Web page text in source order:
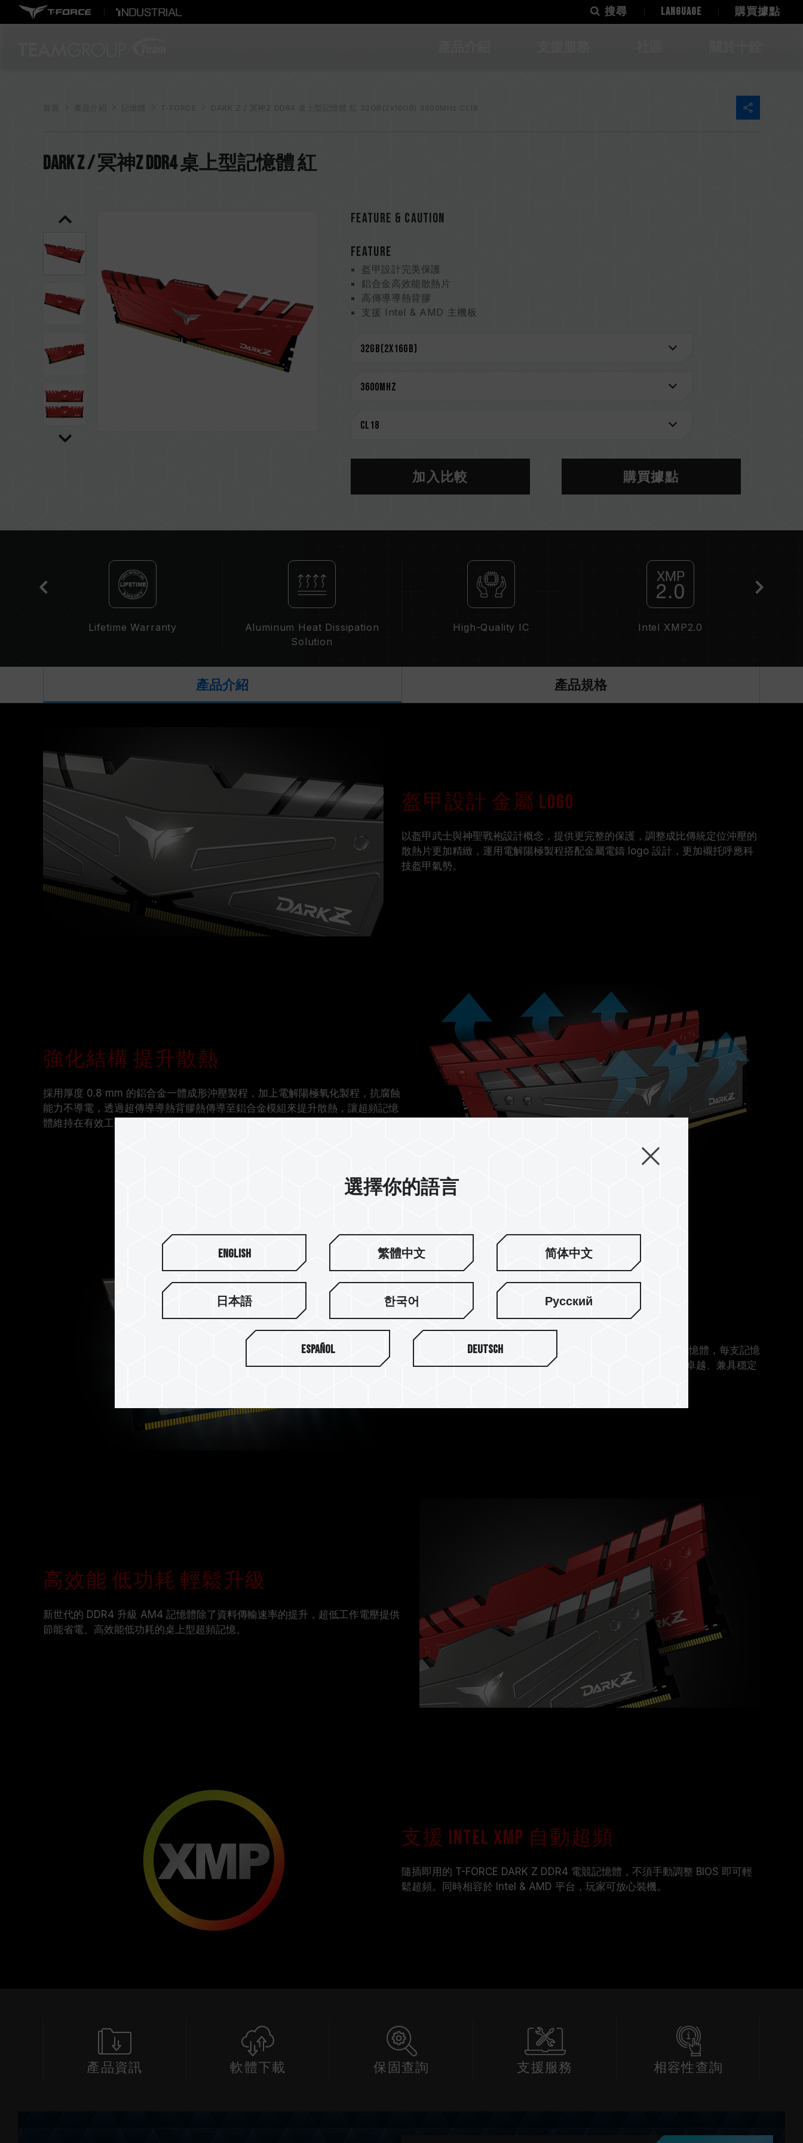
搜尋 LANGUAGE 購買據點
產品介紹 T-FORCE DARK Z / 冥神Z DDR4 桌上型記憶體 紅 32GB(2x16GB) 3600MHz CL18
DARK Z / 冥神Z DDR4 桌上型記憶體 紅
FEATURE & CAUTION
FEATURE
盔甲設計完美保護
鋁合金高效能散熱片
高傳導導熱背膠
支援 Intel & AMD 主機板
支援 XMP 2.0
超低工作電壓節能省電
中國新型專利 (證書號: CN 210038691 U)
請勿混合使用不同容量、頻率、品牌、型號的記憶體。每一組套裝中的記憶體皆通過相容性
測試配對而成。若混合使用不同套裝的記憶體，將可能導致系統不穩定或不開機。
若未啟用 XMP 2.0（Intel），記憶體將以 SPD 預設頻率（JEDEC 標準）運行，如
XMP 2.0 需由使用者手動啟用，部分主機板可能無法達到標示頻率，最終運行頻率受限於
超頻行為（如啟用 XMP2.0 設定）屬於非 JEDEC 標準規範，可能影響系統穩定性。若因
超頻導致系統不穩定，請回復 BIOS 預設值。
請確認您的主機板與處理器支援對應的超頻技術（XMP2.0），否則記憶體可能無法達到標
加入比較 購買據點
Lifetime Warranty
Aluminum Heat Dissipation
Solution
High-Quality IC Intel XMP2.0
產品介紹 產品規格
盔甲設計 金屬 LOGO
以盔甲武士與神聖戰袍設計概念，提供更完整的保護，調整成比傳統定位沖壓的
散熱片更加精緻，運用電解陽極製程搭配金屬電鑄 logo 設計，更加襯托呼應科
技盔甲氣勢。
強化結構 提升散熱
採用厚度 0.8 mm 的鋁合金一體成形沖壓製程，加上電解陽極氧化製程，抗腐蝕
能力不導電，透過超傳導導熱背膠熱傳導至鋁合金模組來提升散熱，讓超頻記憶
體維持在有效工作溫度內。
嚴選顆粒 穩定耐用
十銓科技電競記憶體是經由嚴峻測試程序挑選所製造的 DDR4 記憶體，每支記憶
體皆經過完整相容性與可靠度的測試，提供玩家品質優異、效能卓越、兼具穩定
高效能 低功耗 輕鬆升級
新世代的 DDR4 升級 AM4 記憶體除了資料傳輸速率的提升，超低工作電壓提供
節能省電、高效能低功耗的桌上型超頻記憶。
支援 Intel XMP 自動超頻
隨插即用的 T-FORCE DARK Z DDR4 電競記憶體，不須手動調整 BIOS 即可輕
鬆超頻。同時相容於 Intel & AMD 平台，玩家可放心裝機。
產品資訊 軟體下載 保固查詢 支援服務 相容性查詢
選擇你的語言
English 繁體中文 简体中文
日本語 한국어 Русский
Español Deutsch